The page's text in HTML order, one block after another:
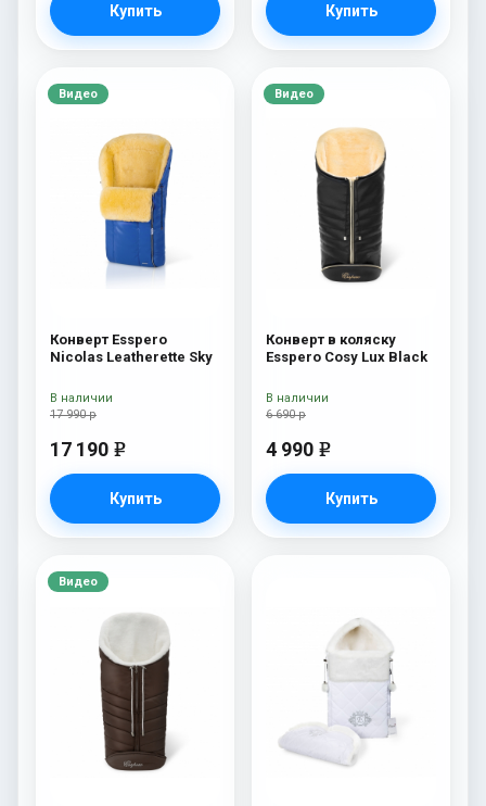
Купить Купить
Видео
Конверт Esspero
Nicolas Leatherette Sky
17 990 р
17 190 e
Купить
В наличии
Видео
Конверт в коляску
Esspero Cosy Lux Black
6 690 р
4 990 e
Купить
В наличии
Видео